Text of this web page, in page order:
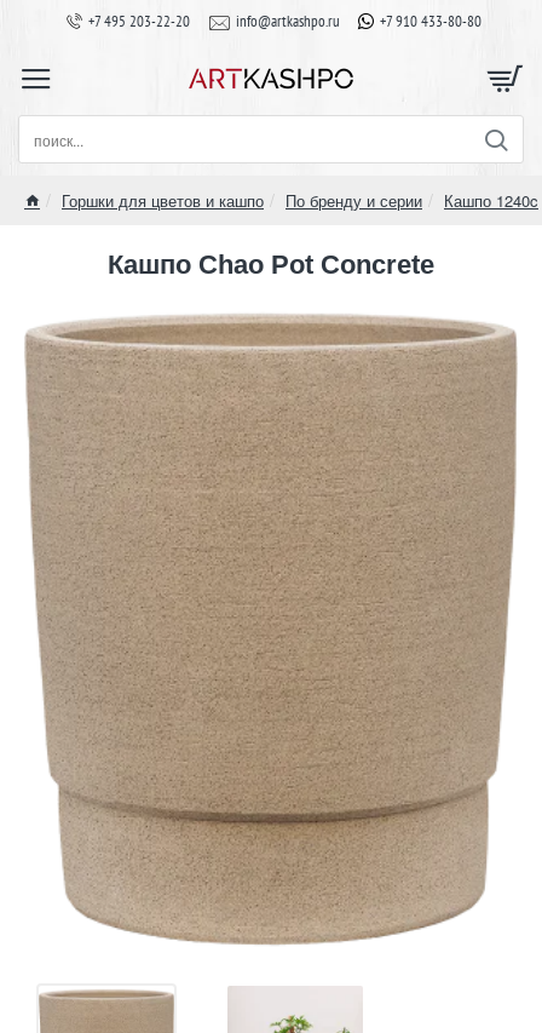
+7 495 203-22-20 info@artkashpo.ru +7 910 433-80-80
поиск...
Горшки для цветов и кашпо По бренду и серии Кашпо 1240c
Кашпо Chao Pot Concrete